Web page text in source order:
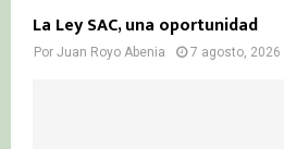
La Ley SAC, una oportunidad
Por Juan Royo Abenia 7 agosto, 2026